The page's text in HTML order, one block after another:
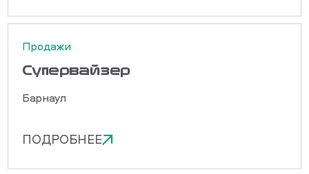
Продажи
Cупервайзер
Барнаул
ПОДРОБНЕЕ